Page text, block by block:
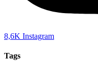
8,6K Instagram
Tags